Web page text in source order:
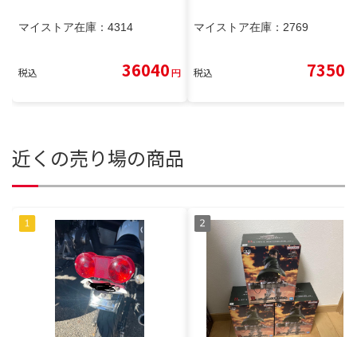
マイストア在庫： 4314
税込 36040円
マイストア在庫： 2769
税込 7350
近くの売り場の商品